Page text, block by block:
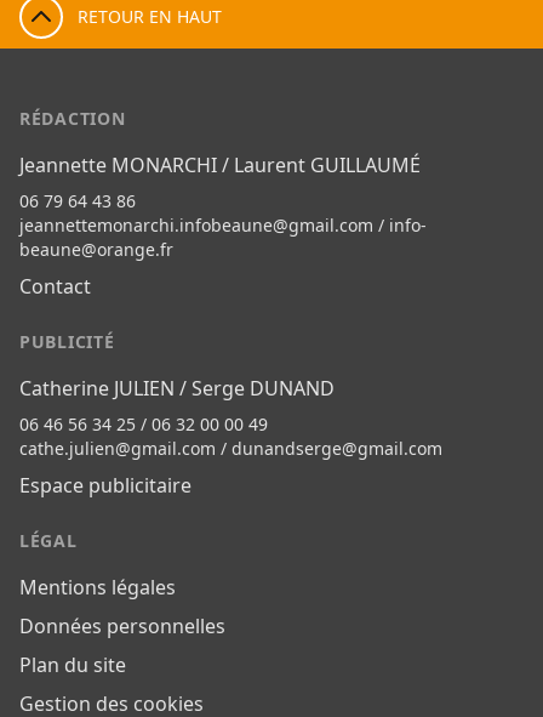
RETOUR EN HAUT
RÉDACTION
Jeannette MONARCHI / Laurent GUILLAUMÉ
06 79 64 43 86
jeannettemonarchi.infobeaune@gmail.com / info-
beaune@orange.fr
Contact
PUBLICITÉ
Catherine JULIEN / Serge DUNAND
06 46 56 34 25 / 06 32 00 00 49
cathe.julien@gmail.com / dunandserge@gmail.com
Espace publicitaire
LÉGAL
Mentions légales
Données personnelles
Plan du site
Gestion des cookies